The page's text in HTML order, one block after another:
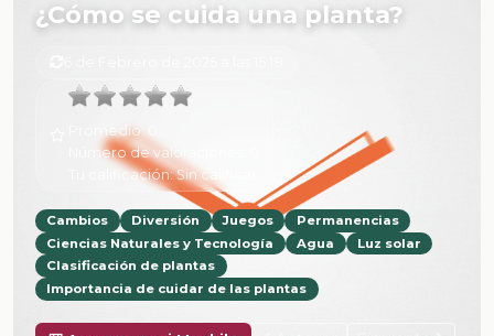
¿Cómo se cuida una planta?
Promedio:
Número de valoraciones:
Tu calificación:Sin calificar
Cambios Diversión Juegos
Permanencias
Ciencias Naturales y Tecnología
Agua
Luz solar
Clasificación de plantas
Importancia de cuidar de las plantas